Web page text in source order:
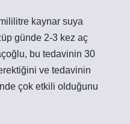
mililitre kaynar suya
günde 2-3 kez aç
bu tedavinin 30
ve tedavinin
çok etkili olduğunu